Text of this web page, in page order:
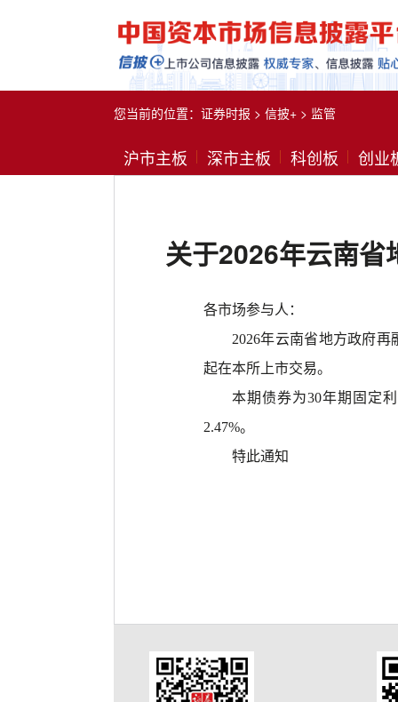
您当前的位置： 证券时报 > 信披+ > 监管
沪市主板 深市主板 科创板 创业
关于2026年云南
各市场参与人：
2026年云南省地方政府
起在本所上市交易。
本期债券为30年期固定
2.47%。
特此通知